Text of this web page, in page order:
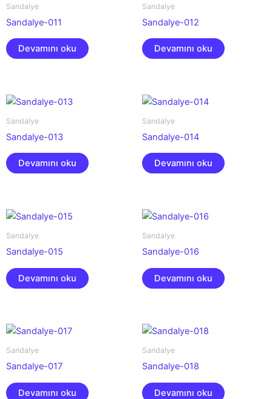
Sandalye
Sandalye-011
Devamını oku
Sandalye
Sandalye-012
Devamını oku
Sandalye
Sandalye-013
Devamını oku
Sandalye
Sandalye-014
Devamını oku
Sandalye
Sandalye-015
Devamını oku
Sandalye
Sandalye-016
Devamını oku
Sandalye
Sandalye-017
Devamını oku
Sandalye
Sandalye-018
Devamını oku